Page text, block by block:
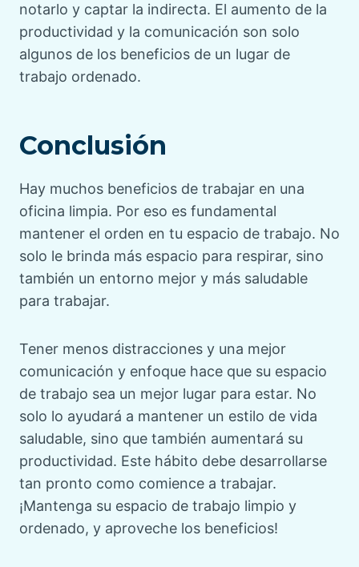
notarlo y captar la indirecta. El aumento de la
productividad y la comunicación son solo
algunos de los beneficios de un lugar de
trabajo ordenado.
Conclusión
Hay muchos beneficios de trabajar en una
oficina limpia. Por eso es fundamental
mantener el orden en tu espacio de trabajo. No
solo le brinda más espacio para respirar, sino
también un entorno mejor y más saludable
para trabajar.
Tener menos distracciones y una mejor
comunicación y enfoque hace que su espacio
de trabajo sea un mejor lugar para estar. No
solo lo ayudará a mantener un estilo de vida
saludable, sino que también aumentará su
productividad. Este hábito debe desarrollarse
tan pronto como comience a trabajar.
¡Mantenga su espacio de trabajo limpio y
ordenado, y aproveche los beneficios!